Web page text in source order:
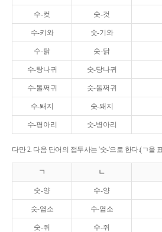
수-컷 숫-것
수-키와 숫-기와
수-탉 숫-닭
수-탕나귀 숫-당나귀
수-톨쩌귀 숫-돌쩌귀
수-퇘지 숫-돼지
수-평아리 숫-병아리
다만 2. 다음 단어의 접두사는 '숫-'으로 한다.(ㄱ을
ㄱ ㄴ
숫-양 수-양
숫-염소 수-염소
숫-쥐 수-쥐